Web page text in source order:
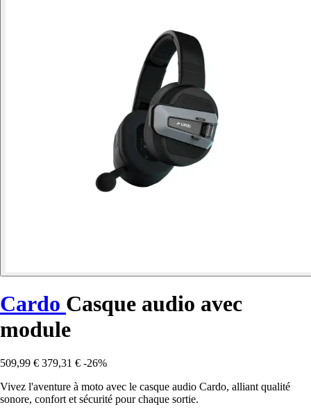
Cardo Casque audio avec
module
509,99 € 379,31 € -26%
Vivez l'aventure à moto avec le casque audio Cardo, alliant qualité
sonore, confort et sécurité pour chaque sortie.